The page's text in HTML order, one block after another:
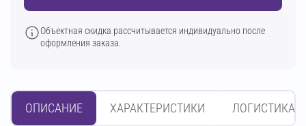
Объектная скидка рассчитывается индивидуально после
оформления заказа.
ОПИСАНИЕ ХАРАКТЕРИСТИКИ ЛОГИСТИКА